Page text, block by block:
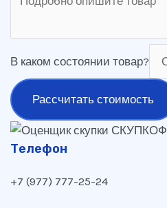
В каком состоянии товар?
Рассчитать стоимость
Телефон
+7 (977) 777-25-24